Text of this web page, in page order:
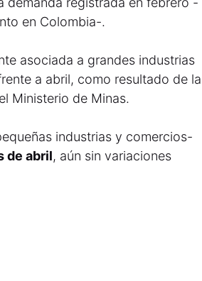
en Colombia-.
asociada a grandes industrias
a abril, como resultado de la
Ministerio de Minas.
industrias y comercios-
de abril, aún sin variaciones